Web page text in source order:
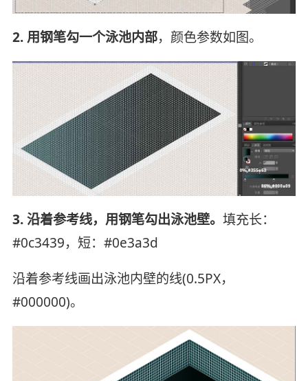
2. 用钢笔勾一个泳池内部，颜色参数如图。
3. 沿着参考线，用钢笔勾出泳池壁。 填充长：
#0c3439，短：#0e3a3d
沿着参考线画出泳池内壁的线(0.5PX，
#000000)。